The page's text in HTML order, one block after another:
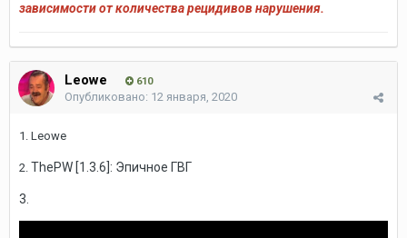
зависимости от количества рецидивов нарушения.
Leowe 610
Опубликовано: 12 января, 2020
1. Leowe
2. ThePW [1.3.6]: Эпичное ГВГ
3.